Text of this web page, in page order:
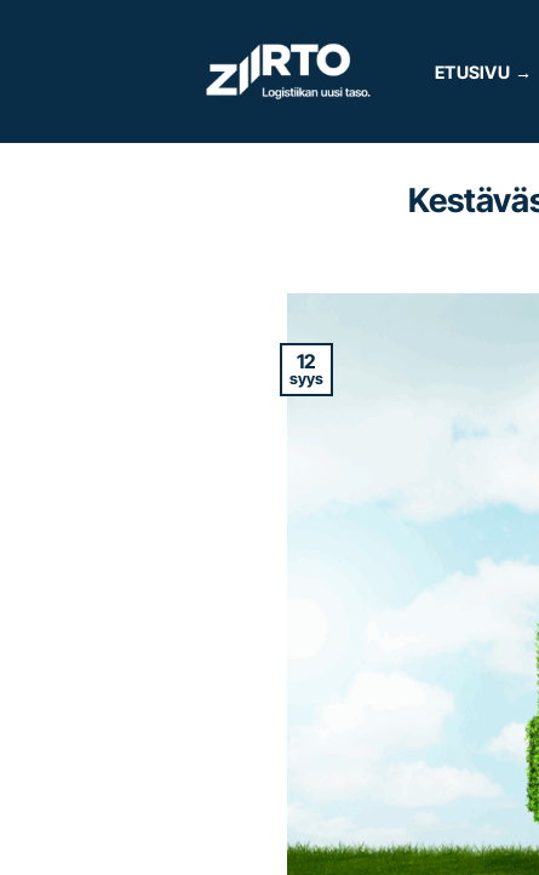
ETUSIVU
12
syys